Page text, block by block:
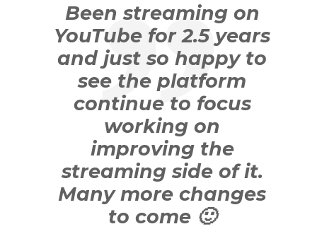
Been streaming on
YouTube for 2.5 years
and just so happy to
see the platform
continue to focus
working on
improving the
streaming side of it.
Many more changes
to come 🙂